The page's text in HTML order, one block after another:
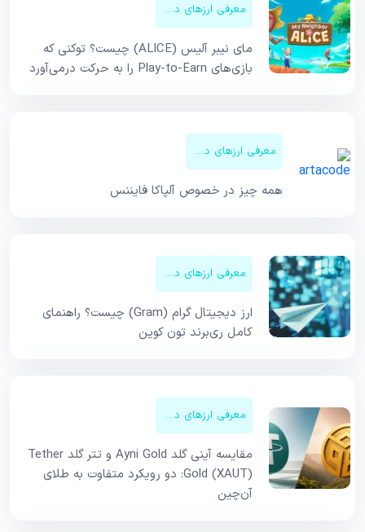
معرفی ارزهای دیجیتال
مای نیبر آلیس (ALICE) چیست؟ توکنی که
بازی‌های Play-to-Earn را به حرکت درمی‌آورد
معرفی ارزهای دیجیتال
همه چیز در خصوص آلپاکا فایننس
معرفی ارزهای دیجیتال
ارز دیجیتال گرام (Gram) چیست؟ راهنمای
کامل ری‌برند تون کوین
معرفی ارزهای دیجیتال
مقایسه آینی گلد Ayni Gold و تتر گلد Tether
Gold (XAUT): دو رویکرد متفاوت به طلای
آن‌چین